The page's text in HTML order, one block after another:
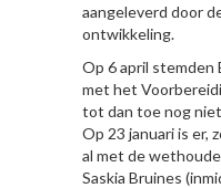
aangeleverd door
ontwikkeling.
Op 6 april stemden
met het
tot dan toe nog
Op 23 januari is er,
al met de
Saskia Bruines